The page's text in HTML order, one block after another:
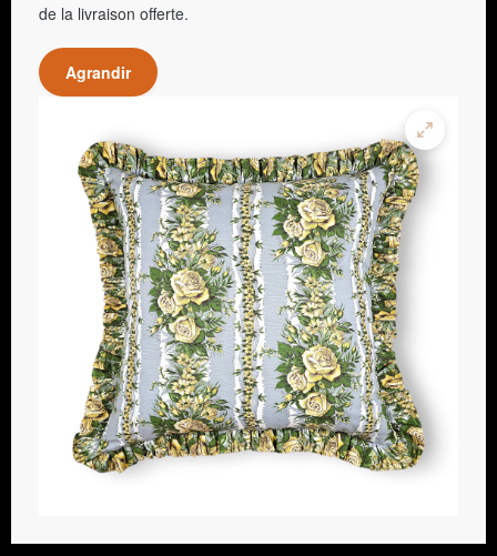
de la livraison offerte.
Agrandir